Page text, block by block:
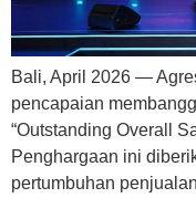
Bali, April 2026 —
pencapaian
“Outstanding Overall
Penghargaan ini
pertumbuhan